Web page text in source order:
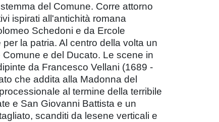
del Comune. Corre attorno
ispirati all'antichità romana
Schedoni e da Ercole
la patria. Al centro della volta un
e del Ducato. Le scene in
da Francesco Vellani (1689 -
che addita alla Madonna del
al termine della terribile
e San Giovanni Battista e un
scanditi da lesene verticali e